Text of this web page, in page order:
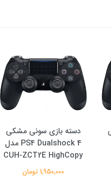
دسته بازی سونی مشکی
PS4 Dualshock 4 مدل
CUH-ZCT2E HighCopy
1,950,000 تومان